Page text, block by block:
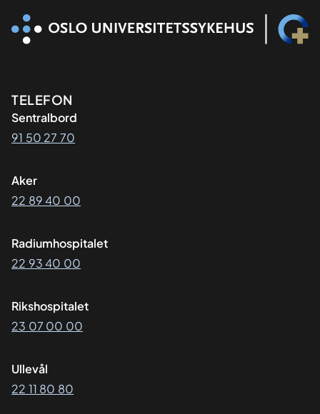
Kontaktinformasjon
TELEFON
Sentralbord
91 50 27 70
Aker
22 89 40 00
Radiumhospitalet
22 93 40 00
Rikshospitalet
23 07 00 00
Ullevål
22 11 80 80